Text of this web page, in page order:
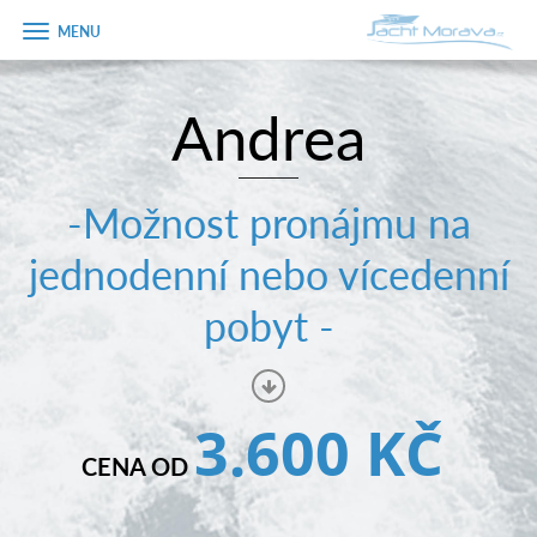
Úvodní strana
Pronájem a ceník
Plán plavby
Tipy na výlet
PRODEJ LODÍ
Zobrazit
menu
Andrea
-Možnost pronájmu na
jednodenní nebo vícedenní
pobyt -
CENA OD3.600 KČ